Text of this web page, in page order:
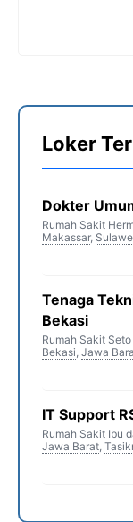
Loker
Dokter
Rumah Sakit
Makassar,
Tenaga
Bekasi
Rumah Sakit
Bekasi, Jawa
IT Support
Rumah Sakit Ibu
Jawa Barat,